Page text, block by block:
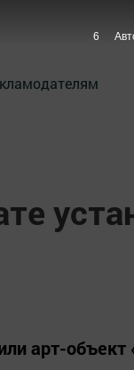
арт-
6